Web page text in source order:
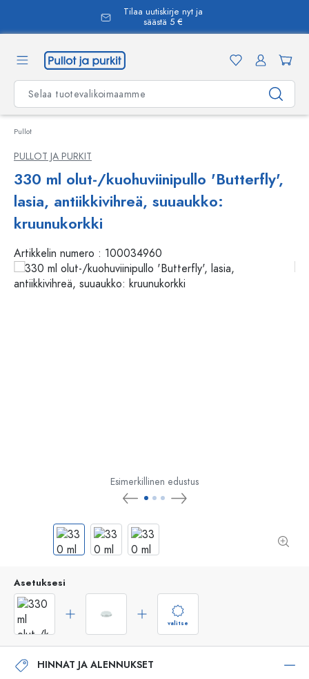
Tilaa uutiskirje nyt ja
säästä 5 €
Pullot
PULLOT JA PURKIT
330 ml olut-/kuohuviinipullo 'Butterfly',
lasia, antiikkivihreä, suuaukko:
kruunukorkki
Artikkelin numero : 100034960
Esimerkillinen edustus
Asetuksesi
valitse
HINNAT JA ALENNUKSET